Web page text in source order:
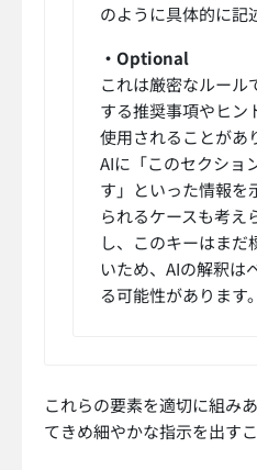
のように具体的に記
・Optional
これは厳密なルール
する推奨事項やヒン
使用されることがあ
AIに「このセクショ
す」といった情報を
られるケースも考え
し、このキーはまだ
いため、AIの解釈は
る可能性があります。
これらの要素を適切に組み
てきめ細やかな指示を出す